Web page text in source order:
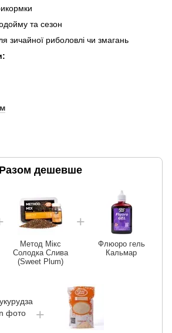
та сезон
зичайної риболовлі чи змагань
Разом дешевше
Метод Мікс
Солодка Слива
(Sweet Plum)
Флюоро гель
Кальмар